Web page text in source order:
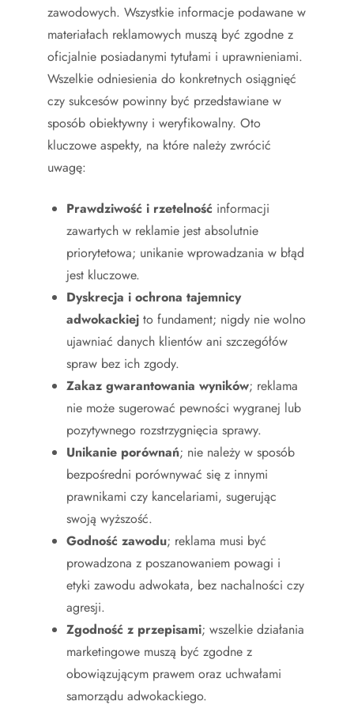
zawodowych. Wszystkie informacje podawane w
materiałach reklamowych muszą być zgodne z
oficjalnie posiadanymi tytułami i uprawnieniami.
Wszelkie odniesienia do konkretnych osiągnięć
czy sukcesów powinny być przedstawiane w
sposób obiektywny i weryfikowalny. Oto
kluczowe aspekty, na które należy zwrócić
uwagę:
Prawdziwość i rzetelność informacji
zawartych w reklamie jest absolutnie
priorytetowa; unikanie wprowadzania w błąd
jest kluczowe.
Dyskrecja i ochrona tajemnicy
adwokackiej to fundament; nigdy nie wolno
ujawniać danych klientów ani szczegółów
spraw bez ich zgody.
Zakaz gwarantowania wyników; reklama
nie może sugerować pewności wygranej lub
pozytywnego rozstrzygnięcia sprawy.
Unikanie porównań; nie należy w sposób
bezpośredni porównywać się z innymi
prawnikami czy kancelariami, sugerując
swoją wyższość.
Godność zawodu; reklama musi być
prowadzona z poszanowaniem powagi i
etyki zawodu adwokata, bez nachalności czy
agresji.
Zgodność z przepisami; wszelkie działania
marketingowe muszą być zgodne z
obowiązującym prawem oraz uchwałami
samorządu adwokackiego.